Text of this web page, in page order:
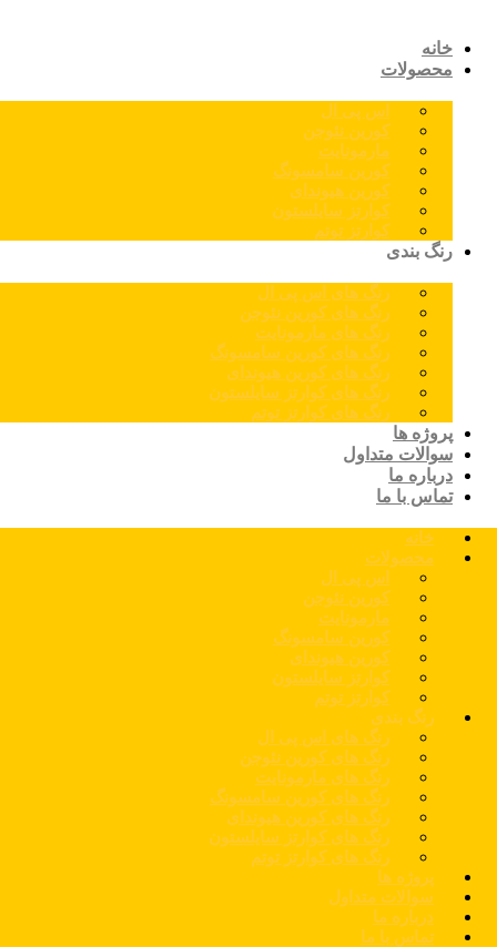
خانه
محصولات
اس پی ال
کورین نئوجن
مارمونایت
کورین سامسونگ
کورین هیوندای
کوارتز سایلستون
کوارتز توتم
رنگ بندی
رنگ های اس پی ال
رنگ های کورین نئوجن
رنگ های مارمونایت
رنگ های کورین سامسونگ
رنگ های کورین هیوندای
رنگ های کوارتز سایلستون
رنگ های کوارتز توتم
پروژه ها
سوالات متداول
درباره ما
تماس با ما
خانه
محصولات
اس پی ال
کورین نئوجن
مارمونایت
کورین سامسونگ
کورین هیوندای
کوارتز سایلستون
کوارتز توتم
رنگ بندی
رنگ های اس پی ال
رنگ های کورین نئوجن
رنگ های مارمونایت
رنگ های کورین سامسونگ
رنگ های کورین هیوندای
رنگ های کوارتز سایلستون
رنگ های کوارتز توتم
پروژه ها
سوالات متداول
درباره ما
تماس با ما